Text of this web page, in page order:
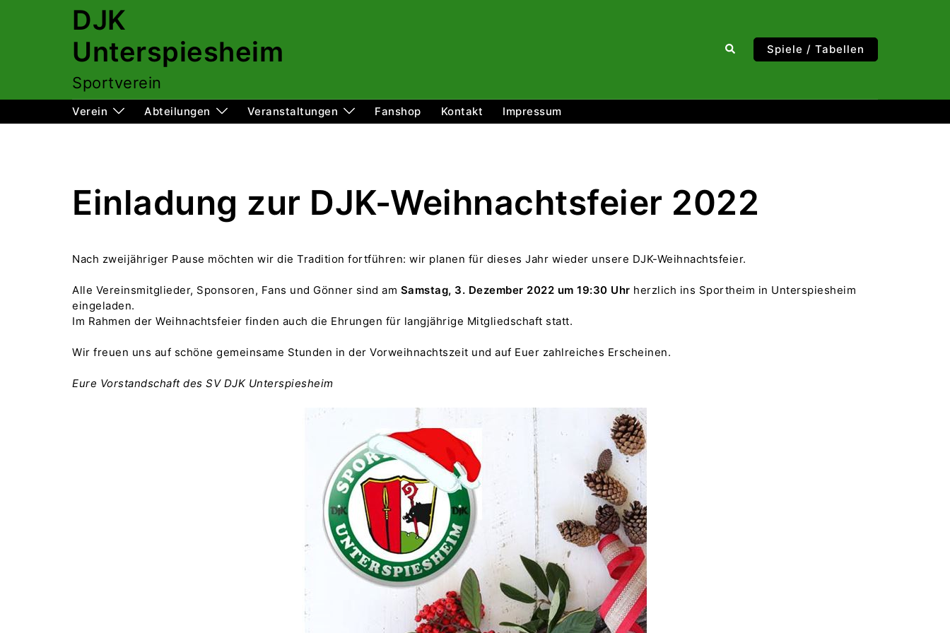
DJK
Unterspiesheim
Sportverein
Suche Spiele / Tabellen
Verein Abteilungen Veranstaltungen Fanshop Kontakt Impressum
Einladung zur DJK-Weihnachtsfeier 2022
Nach zweijähriger Pause möchten wir die Tradition fortführen: wir planen für dieses Jahr wieder unsere DJK-Weihnachtsfeier.
Alle Vereinsmitglieder, Sponsoren, Fans und Gönner sind am Samstag, 3. Dezember 2022 um 19:30 Uhr herzlich ins Sportheim in Unterspiesheim
eingeladen.
Im Rahmen der Weihnachtsfeier finden auch die Ehrungen für langjährige Mitgliedschaft statt.
Wir freuen uns auf schöne gemeinsame Stunden in der Vorweihnachtszeit und auf Euer zahlreiches Erscheinen.
Eure Vorstandschaft des SV DJK Unterspiesheim